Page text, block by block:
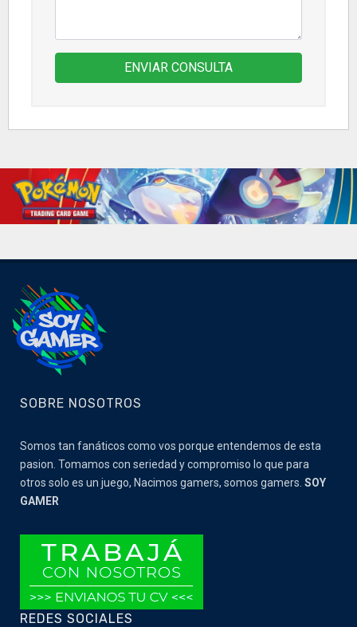
ENVIAR CONSULTA
SOBRE NOSOTROS
Somos tan fanáticos como vos porque entendemos de esta
pasion. Tomamos con seriedad y compromiso lo que para
otros solo es un juego, Nacimos gamers, somos gamers. SOY
GAMER
REDES SOCIALES